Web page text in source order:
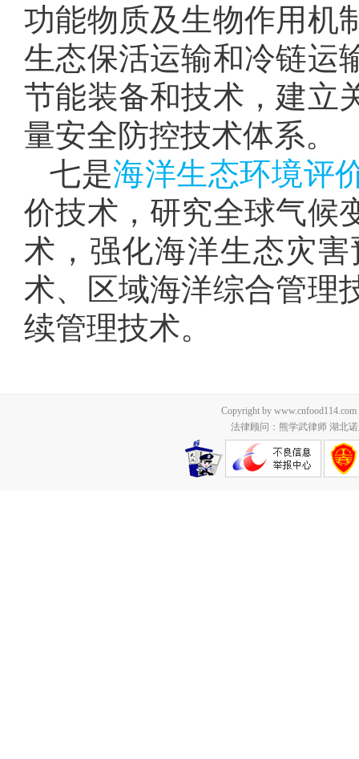
功能物质及生物作用机
生态保活运输和冷链运
节能装备和技术，建立
量安全防控技术体系。
七是海洋生态环境评
价技术，研究全球气候
术，强化海洋生态灾
术、区域海洋综合管理
续管理技术。
Copyright by
法律顾问：熊学武律师 湖北